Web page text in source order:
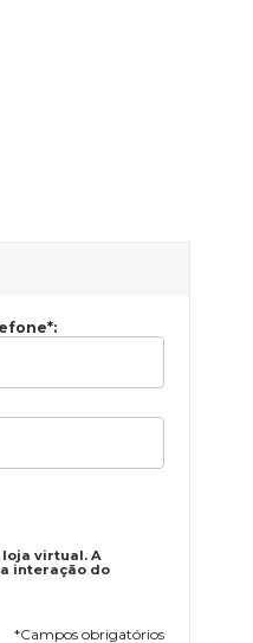
*:
virtual. A
interação do
*Campos obrigatórios